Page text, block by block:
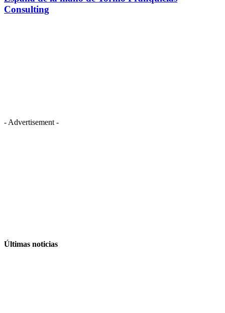
Consulting
- Advertisement -
Últimas noticias